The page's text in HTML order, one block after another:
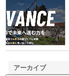
アーカイブ